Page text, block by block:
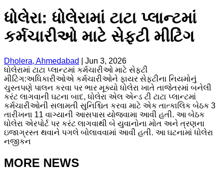
ધોલેરા: ધોલેરામાં ટાટા પ્લાન્ટમાં
કર્મચારીઓ માટે સેફ્ટી મીટિંગ
Dholera, Ahmedabad
Jun 3, 2026
ધોલેરામાં ટાટા પ્લાન્ટમાં કર્મચારીઓ માટે સેફ્ટી
મીટિંગ:અધિકારીઓએ કર્મચારીઓને ફાયર સેફ્ટીના નિયમોનું
ચુસ્તપણે પાલન કરવા પર ભાર મૂક્યો ધોલેરા ખાતે તાજેતરમાં બનેલી
કરંટ લાગવાની ઘટના બાદ, ધોલેરા એલ એન્ડ ટી ટાટા પ્લાન્ટમાં
કર્મચારીઓની સલામતી સુનિશ્ચિત કરવા માટે એક તાત્કાલિક બેઠક 3
તારીખના 11 વાગ્યાની આસપાસ યોજવામા આવી હતી. આ બેઠક
ધોલેરા એરપોર્ટ પર કરંટ લાગવાથી બે યુવાનોના મોત અને ત્રણના
ઇજાગ્રસ્ત થવાને પગલે બોલાવવામાં આવી હતી. આ ઘટનામાં ધોલેરા
નજીકન
MORE NEWS